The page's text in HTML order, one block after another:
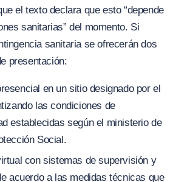
el texto declara que esto “depende
sanitarias” del momento. Si
sanitaria se ofrecerán dos
presentación:
en un sitio designado por el
las condiciones de
establecidas según el ministerio de
Social.
con sistemas de supervisión y
acuerdo a las medidas técnicas que